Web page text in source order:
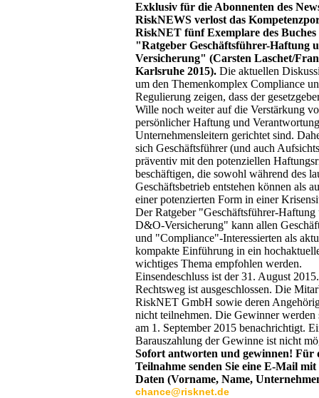
Exklusiv für die Abonnenten des
RiskNEWS verlost das
RiskNET fünf Exemplare des Buches
"Ratgeber Geschäftsführer-Haftung
Versicherung" (Carsten Laschet/
Karlsruhe 2015). Die aktuellen
um den Themenkomplex Compliance
Regulierung zeigen, dass der
Wille noch weiter auf die Verstärkung
persönlicher Haftung und
Unternehmensleitern gerichtet sind.
sich Geschäftsführer (und auch
präventiv mit den potenziellen
beschäftigen, die sowohl während des
Geschäftsbetrieb entstehen können als
einer potenzierten Form in einer
Der Ratgeber "Geschäftsführer-Haftung
D&O-Versicherung" kann allen
und "Compliance"-Interessierten als
kompakte Einführung in ein
wichtiges Thema empfohlen werden.
Einsendeschluss ist der 31. August
Rechtsweg ist ausgeschlossen. Die
RiskNET GmbH sowie deren
nicht teilnehmen. Die Gewinner
am 1. September 2015 benachrichtigt.
Barauszahlung der Gewinne ist nicht
Sofort antworten und gewinnen! Für
Teilnahme senden Sie eine E-Mail
Daten (Vorname, Name,
chance@risknet.de